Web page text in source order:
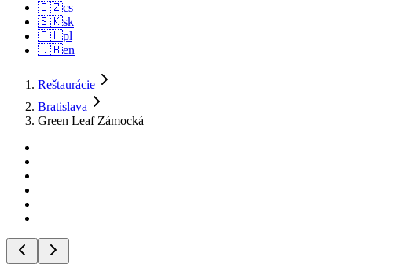
🇨🇿cs
🇸🇰sk
🇵🇱pl
🇬🇧en
Reštaurácie
Bratislava
Green Leaf Zámocká